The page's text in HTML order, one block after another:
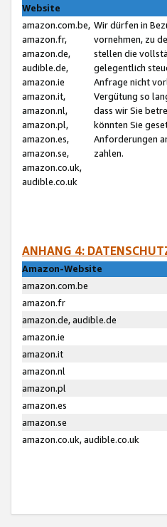
Website
amazon.com.be,
amazon.fr,
amazon.de,
audible.de,
amazon.ie
amazon.it,
amazon.nl,
amazon.pl,
amazon.es,
amazon.se,
amazon.co.uk,
audible.co.uk
Wir dürfen in
vornehmen, zu
stellen die
gelegentlich
Anfrage nicht
Vergütung so
dass wir Sie
könnten Sie
Anforderungen
zahlen.
ANHANG 4:
Amazon-Website
amazon.com.be
amazon.fr
amazon.de, audible.de
amazon.ie
amazon.it
amazon.nl
amazon.pl
amazon.es
amazon.se
amazon.co.uk, audible.co.uk